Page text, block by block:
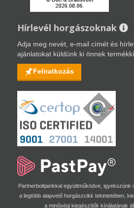
Hírlevél horgászoknak
Adja meg nevét, e-mail címét és
ajánlatokat küldünk ki önnek
Feliratkozás
Partnerboltjainkkal együttműködve, igyekszünk
a legtöbb alapvető horgászcikk tekintetében,
a minőségi kiegészítők kínálatának